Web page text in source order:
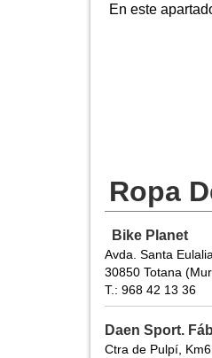
En este
Ropa
Bike Planet
Avda. Santa
30850 Totana
T.: 968 42 13 36
Daen Sport.
Ctra de Pulpí, Km6